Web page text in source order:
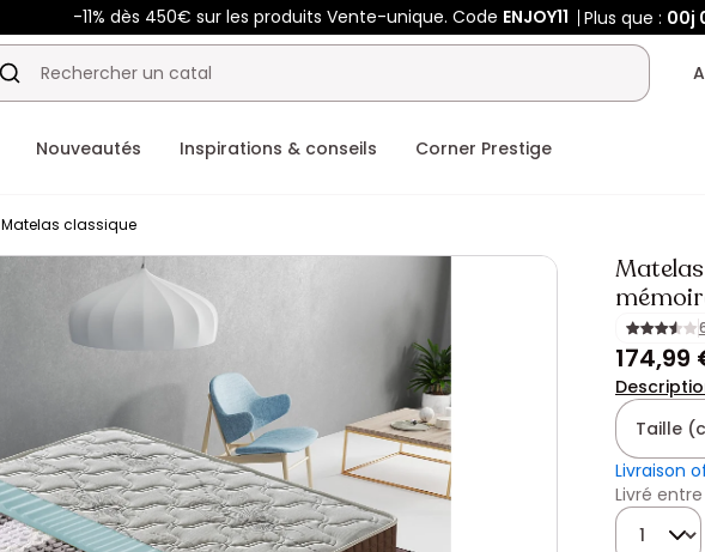
-11% dès 450€ sur les produits Vente-unique. Code ENJOY11 Plus que : 00j
Nouveautés Inspirations & conseils Corner Prestige
Matelas classique
174,99
Taille
Livraison
Livré
Quantité